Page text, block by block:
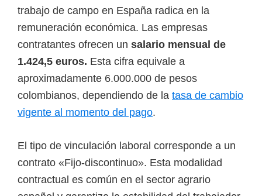
i
c
o
s
d
e
l
E
N
A
trabajo de campo en España radica en la
remuneración económica. Las empresas
contratantes ofrecen un salario mensual de
1.424,5 euros. Esta cifra equivale a
aproximadamente 6.000.000 de pesos
colombianos, dependiendo de la tasa de cambio
vigente al momento del pago.
El tipo de vinculación laboral corresponde a un
contrato «Fijo-discontinuo». Esta modalidad
contractual es común en el sector agrario